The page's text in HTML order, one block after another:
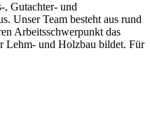
Gutachter- und
Unser Team besteht aus rund
Arbeitsschwerpunkt das
Lehm- und Holzbau bildet. Für